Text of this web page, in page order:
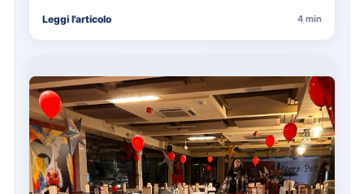
Leggi l'articolo 4 min